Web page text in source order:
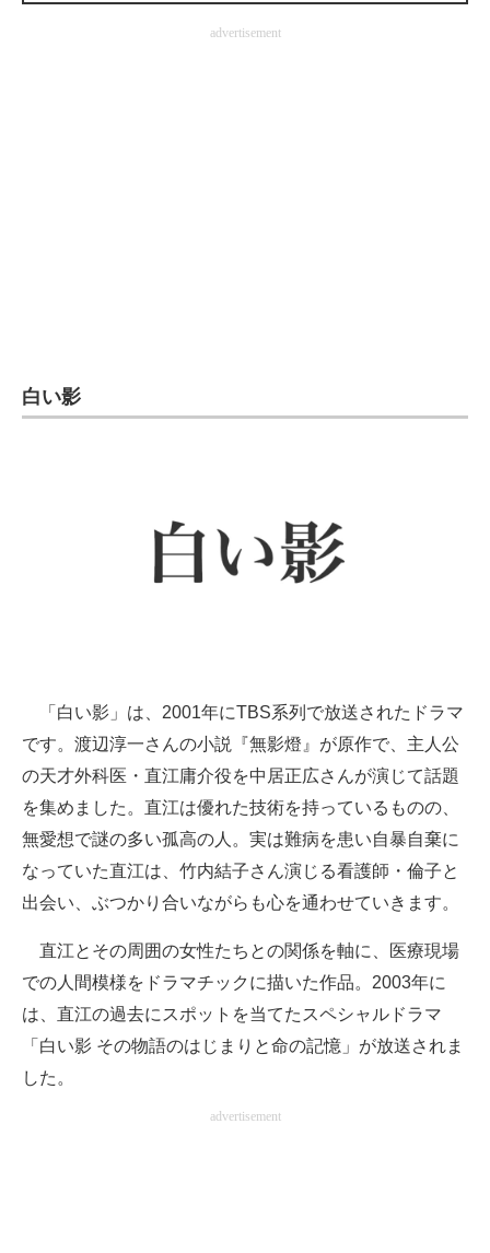
IT製品の技術・比較・事例
advertisement
白い影
「白い影」は、2001年にTBS系列で放送されたドラマ
です。渡辺淳一さんの小説『無影燈』が原作で、主人公
の天才外科医・直江庸介役を中居正広さんが演じて話題
を集めました。直江は優れた技術を持っているものの、
無愛想で謎の多い孤高の人。実は難病を患い自暴自棄に
なっていた直江は、竹内結子さん演じる看護師・倫子と
出会い、ぶつかり合いながらも心を通わせていきます。
直江とその周囲の女性たちとの関係を軸に、医療現場
での人間模様をドラマチックに描いた作品。2003年に
は、直江の過去にスポットを当てたスペシャルドラマ
「白い影 その物語のはじまりと命の記憶」が放送されま
した。
advertisement